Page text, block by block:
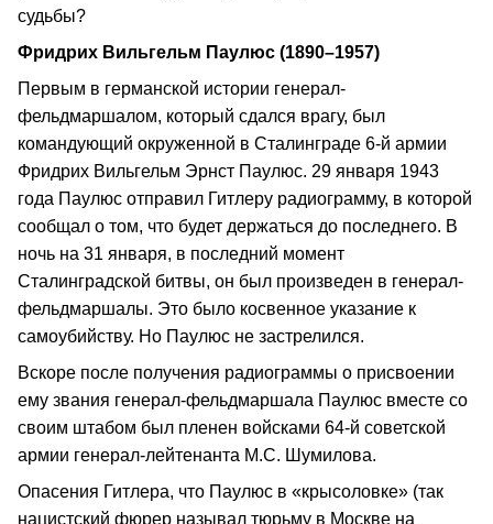
судьбы?
Фридрих Вильгельм Паулюс (1890–1957)
Первым в германской истории генерал-
фельдмаршалом, который сдался врагу, был
командующий окруженной в Сталинграде 6-й армии
Фридрих Вильгельм Эрнст Паулюс. 29 января 1943
года Паулюс отправил Гитлеру радиограмму, в которой
сообщал о том, что будет держаться до последнего. В
ночь на 31 января, в последний момент
Сталинградской битвы, он был произведен в генерал-
фельдмаршалы. Это было косвенное указание к
самоубийству. Но Паулюс не застрелился.
Вскоре после получения радиограммы о присвоении
ему звания генерал-фельдмаршала Паулюс вместе со
своим штабом был пленен войсками 64-й советской
армии генерал-лейтенанта М.С. Шумилова.
Опасения Гитлера, что Паулюс в «крысоловке» (так
нацистский фюрер называл тюрьму в Москве на